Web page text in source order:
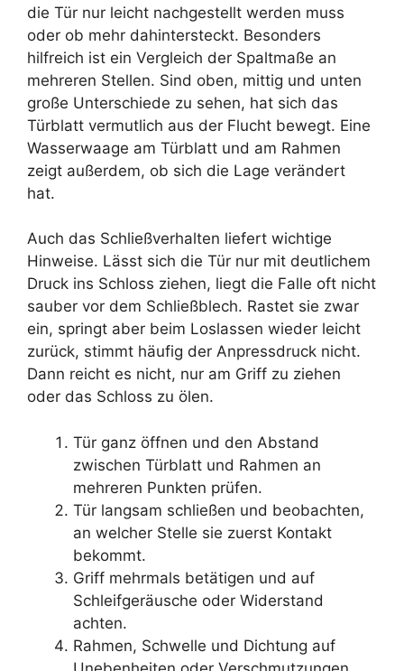
die Tür nur leicht nachgestellt werden muss
oder ob mehr dahintersteckt. Besonders
hilfreich ist ein Vergleich der Spaltmaße an
mehreren Stellen. Sind oben, mittig und unten
große Unterschiede zu sehen, hat sich das
Türblatt vermutlich aus der Flucht bewegt. Eine
Wasserwaage am Türblatt und am Rahmen
zeigt außerdem, ob sich die Lage verändert
hat.
Auch das Schließverhalten liefert wichtige
Hinweise. Lässt sich die Tür nur mit deutlichem
Druck ins Schloss ziehen, liegt die Falle oft nicht
sauber vor dem Schließblech. Rastet sie zwar
ein, springt aber beim Loslassen wieder leicht
zurück, stimmt häufig der Anpressdruck nicht.
Dann reicht es nicht, nur am Griff zu ziehen
oder das Schloss zu ölen.
Tür ganz öffnen und den Abstand
zwischen Türblatt und Rahmen an
mehreren Punkten prüfen.
Tür langsam schließen und beobachten,
an welcher Stelle sie zuerst Kontakt
bekommt.
Griff mehrmals betätigen und auf
Schleifgeräusche oder Widerstand
achten.
Rahmen, Schwelle und Dichtung auf